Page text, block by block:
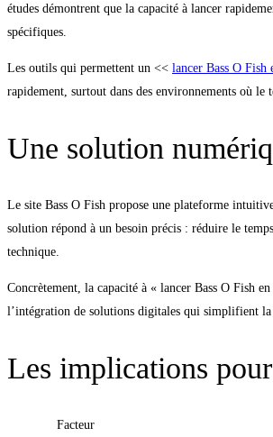
études démontrent que la capacité à lancer
spécifiques.
Les outils qui permettent un << lancer Bass O Fish
rapidement, surtout dans des environnements où le
Une solution
Le site Bass O Fish propose une plateforme
solution répond à un besoin précis : réduire le
technique.
Concrètement, la capacité à « lancer Bass O Fish
l’intégration de solutions digitales qui simplifient
Les implications
Facteur